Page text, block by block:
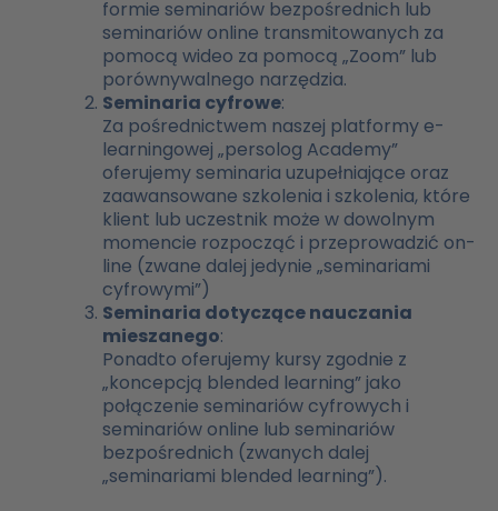
formie seminariów bezpośrednich lub
seminariów online transmitowanych za
pomocą wideo za pomocą „Zoom” lub
porównywalnego narzędzia.
Seminaria cyfrowe:
Za pośrednictwem naszej platformy e-
learningowej „persolog Academy”
oferujemy seminaria uzupełniające oraz
zaawansowane szkolenia i szkolenia, które
klient lub uczestnik może w dowolnym
momencie rozpocząć i przeprowadzić on-
line (zwane dalej jedynie „seminariami
cyfrowymi”)
Seminaria dotyczące nauczania
mieszanego:
Ponadto oferujemy kursy zgodnie z
„koncepcją blended learning” jako
połączenie seminariów cyfrowych i
seminariów online lub seminariów
bezpośrednich (zwanych dalej
„seminariami blended learning”).